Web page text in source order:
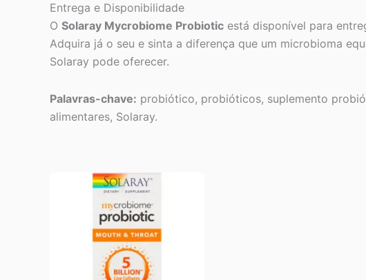
Entrega e Disponibilidade
O Solaray Mycrobiome Probiotic está disponível para
Adquira já o seu e sinta a diferença que um microbioma
Solaray pode oferecer.
Palavras-chave: probiótico, probióticos, suplemento
alimentares, Solaray.